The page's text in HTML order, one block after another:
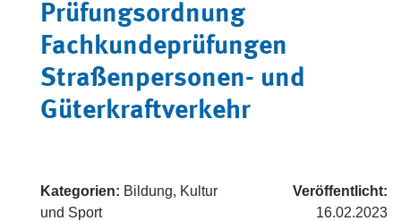
Prüfungsordnung
Fachkundeprüfungen
Straßenpersonen- und
Güterkraftverkehr
Kategorien: Bildung, Kultur
und Sport
Veröffentlicht:
16.02.2023